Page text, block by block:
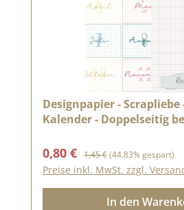
Designpapier - Scrapliebe
Kalender - Doppelseitig
Verkaufspreis:
0,80 € Regulärer Preis:
1,45 €(44.83% gespart)
Preise inkl. MwSt. zzgl.
In den